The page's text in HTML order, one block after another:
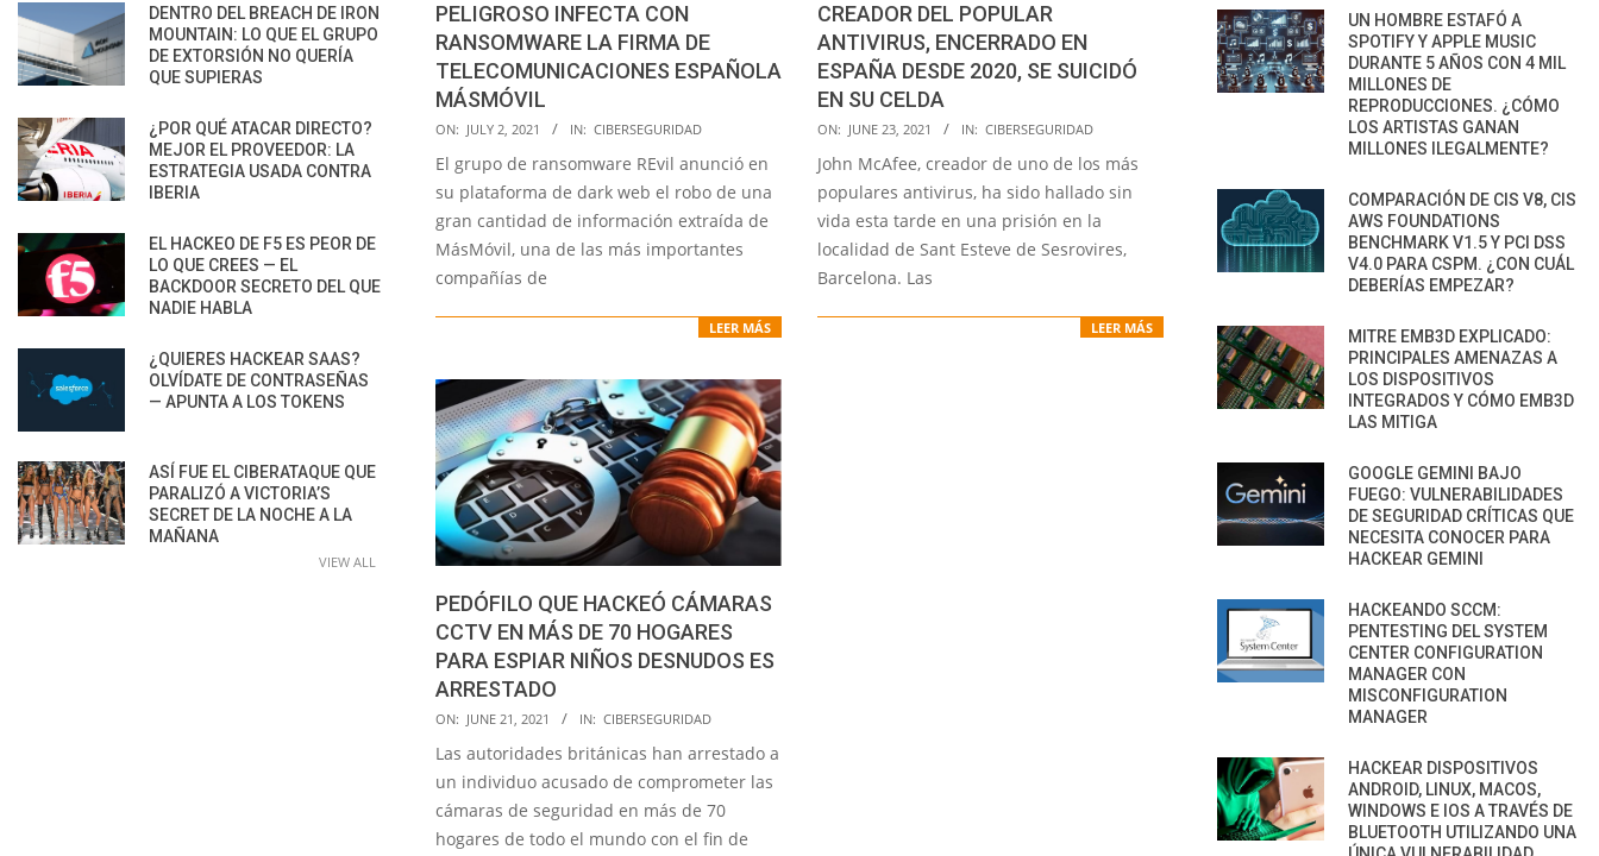
PELIGROSO INFECTA CON
RANSOMWARE LA FIRMA DE
TELECOMUNICACIONES ESPAÑOLA
MÁSMÓVIL
2021-
07-
02
ON: JULY 2, 2021 IN: CIBERSEGURIDAD
El grupo de ransomware REvil anunció en
su plataforma de dark web el robo de una
gran cantidad de información extraída de
MásMóvil, una de las más importantes
compañías de
LEER MÁS
CREADOR DEL POPULAR
ANTIVIRUS, ENCERRADO EN
ESPAÑA DESDE 2020, SE SUICIDÓ
EN SU CELDA
2021-
06-
23
ON: JUNE 23, 2021 IN: CIBERSEGURIDAD
John McAfee, creador de uno de los más
populares antivirus, ha sido hallado sin
vida esta tarde en una prisión en la
localidad de Sant Esteve de Sesrovires,
Barcelona. Las
LEER MÁS
PEDÓFILO QUE HACKEÓ CÁMARAS
CCTV EN MÁS DE 70 HOGARES
PARA ESPIAR NIÑOS DESNUDOS ES
ARRESTADO
2021-
06-
21
ON: JUNE 21, 2021 IN: CIBERSEGURIDAD
Las autoridades británicas han arrestado a
un individuo acusado de comprometer las
cámaras de seguridad en más de 70
hogares de todo el mundo con el fin de
DENTRO DEL BREACH DE IRON
MOUNTAIN: LO QUE EL GRUPO
DE EXTORSIÓN NO QUERÍA
QUE SUPIERAS
¿POR QUÉ ATACAR DIRECTO?
MEJOR EL PROVEEDOR: LA
ESTRATEGIA USADA CONTRA
IBERIA
EL HACKEO DE F5 ES PEOR DE
LO QUE CREES — EL
BACKDOOR SECRETO DEL QUE
NADIE HABLA
¿QUIERES HACKEAR SAAS?
OLVÍDATE DE CONTRASEÑAS
— APUNTA A LOS TOKENS
ASÍ FUE EL CIBERATAQUE QUE
PARALIZÓ A VICTORIA’S
SECRET DE LA NOCHE A LA
MAÑANA
VIEW ALL
UN HOMBRE ESTAFÓ A
SPOTIFY Y APPLE MUSIC
DURANTE 5 AÑOS CON 4 MIL
MILLONES DE
REPRODUCCIONES. ¿CÓMO
LOS ARTISTAS GANAN
MILLONES ILEGALMENTE?
COMPARACIÓN DE CIS V8, CIS
AWS FOUNDATIONS
BENCHMARK V1.5 Y PCI DSS
V4.0 PARA CSPM. ¿CON CUÁL
DEBERÍAS EMPEZAR?
MITRE EMB3D EXPLICADO:
PRINCIPALES AMENAZAS A
LOS DISPOSITIVOS
INTEGRADOS Y CÓMO EMB3D
LAS MITIGA
GOOGLE GEMINI BAJO
FUEGO: VULNERABILIDADES
DE SEGURIDAD CRÍTICAS QUE
NECESITA CONOCER PARA
HACKEAR GEMINI
HACKEANDO SCCM:
PENTESTING DEL SYSTEM
CENTER CONFIGURATION
MANAGER CON
MISCONFIGURATION
MANAGER
HACKEAR DISPOSITIVOS
ANDROID, LINUX, MACOS,
WINDOWS E IOS A TRAVÉS DE
BLUETOOTH UTILIZANDO UNA